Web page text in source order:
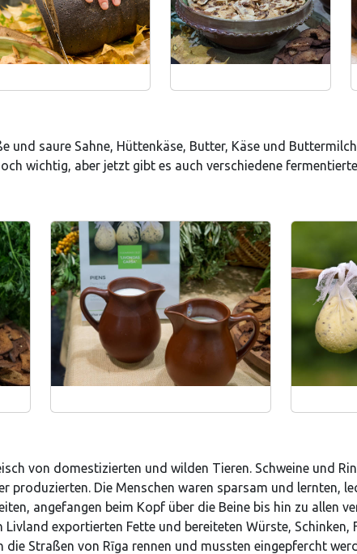
und saure Sahne, Hüttenkäse, Butter, Käse und
wichtig, aber jetzt gibt es auch verschiedene
von domestizierten und wilden Tieren. Schweine und
produzierten. Die Menschen waren sparsam und lernten,
angefangen beim Kopf über die Beine bis hin zu allen
exportierten Fette und bereiteten Würste, Schinken,
die Straßen von Rīga rennen und mussten eingepfercht